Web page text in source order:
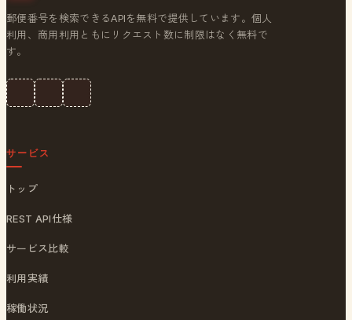
郵便番号を検索できるAPIを無料で提供しています。個人
利用、商用利用ともにリクエスト数に制限はなく無料で
す。
サービス
トップ
REST API仕様
サービス比較
利用実績
稼働状況